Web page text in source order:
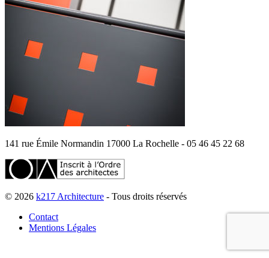
141 rue Émile Normandin 17000 La Rochelle - 05 46 45 22 68
© 2026 k217 Architecture - Tous droits réservés
Contact
Mentions Légales